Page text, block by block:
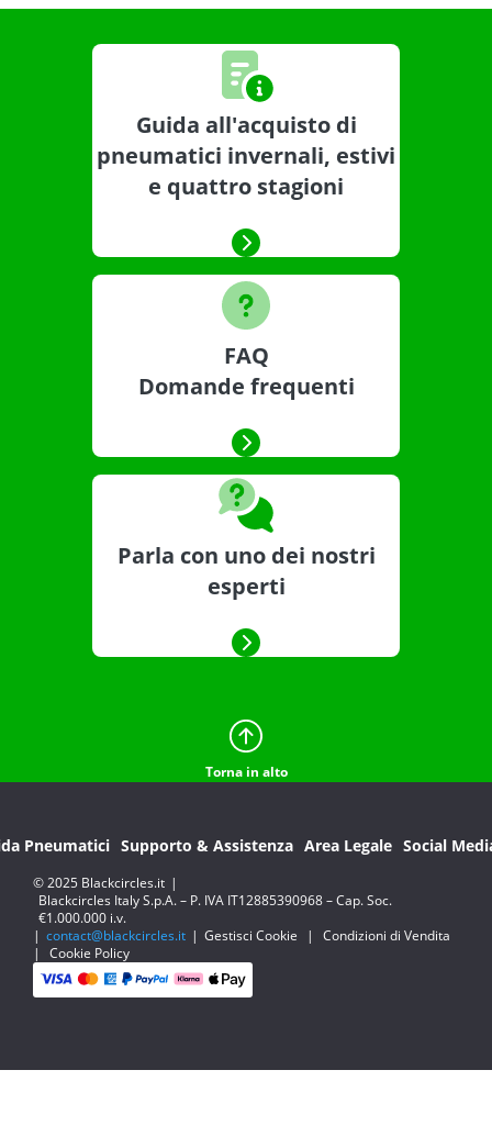
Guida all'acquisto di
pneumatici invernali, estivi
e quattro stagioni
FAQ
Domande frequenti
Parla con uno dei nostri
esperti
Torna in alto
Pneumatici Supporto & Assistenza Area Legale Social
© 2025 Blackcircles.it |
Blackcircles Italy S.p.A. – P. IVA IT12885390968 – Cap. Soc.
€1.000.000 i.v.
| contact@blackcircles.it | Gestisci Cookie |
Condizioni di Vendita
|
Cookie Policy